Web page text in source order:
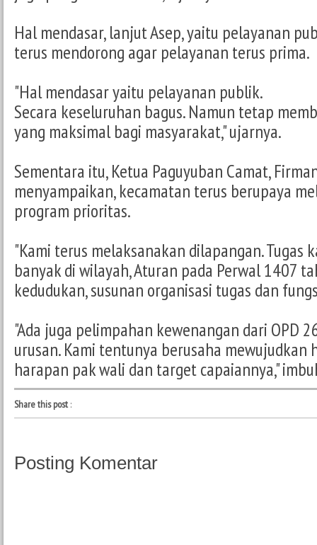
Hal mendasar, lanjut Asep, yaitu pelayanan
terus mendorong agar pelayanan terus prima.
"Hal mendasar yaitu pelayanan publik.
Secara keseluruhan bagus. Namun tetap
yang maksimal bagi masyarakat," ujarnya.
Sementara itu, Ketua Paguyuban Camat,
menyampaikan, kecamatan terus berupaya
program prioritas.
"Kami terus melaksanakan dilapangan. Tugas
banyak di wilayah, Aturan pada Perwal 1407
kedudukan, susunan organisasi tugas dan
"Ada juga pelimpahan kewenangan dari OPD
urusan. Kami tentunya berusaha mewujudkan
harapan pak wali dan target capaiannya,"
Share this post:
Posting Komentar